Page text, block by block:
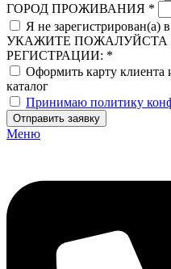
ГОРОД ПРОЖИВАНИЯ *
Я не зарегистрирован(а)
УКАЖИТЕ ПОЖАЛУЙСТА
РЕГИСТРАЦИИ: *
Оформить карту клиента
каталог
Принимаю политику
Отправить заявку
Меню